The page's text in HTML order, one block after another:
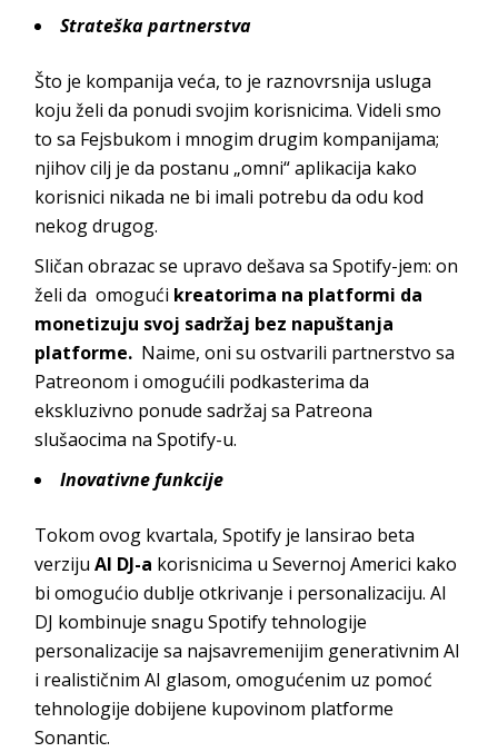
Strateška partnerstva
Što je kompanija veća, to je raznovrsnija usluga
koju želi da ponudi svojim korisnicima. Videli smo
to sa Fejsbukom i mnogim drugim kompanijama;
njihov cilj je da postanu „omni“ aplikacija kako
korisnici nikada ne bi imali potrebu da odu kod
nekog drugog.
Sličan obrazac se upravo dešava sa Spotify-jem: on
želi da omogući kreatorima na platformi da
monetizuju svoj sadržaj bez napuštanja
platforme. Naime, oni su ostvarili partnerstvo sa
Patreonom i omogućili podkasterima da
ekskluzivno ponude sadržaj sa Patreona
slušaocima na Spotify-u.
Inovativne funkcije
Tokom ovog kvartala, Spotify je lansirao beta
verzijuAI DJ-a korisnicima u Severnoj Americi kako
bi omogućio dublje otkrivanje i personalizaciju. AI
DJ kombinuje snagu Spotify tehnologije
personalizacije sa najsavremenijim generativnim AI
i realističnim AI glasom, omogućenim uz pomoć
tehnologije dobijene kupovinom platforme
Sonantic.